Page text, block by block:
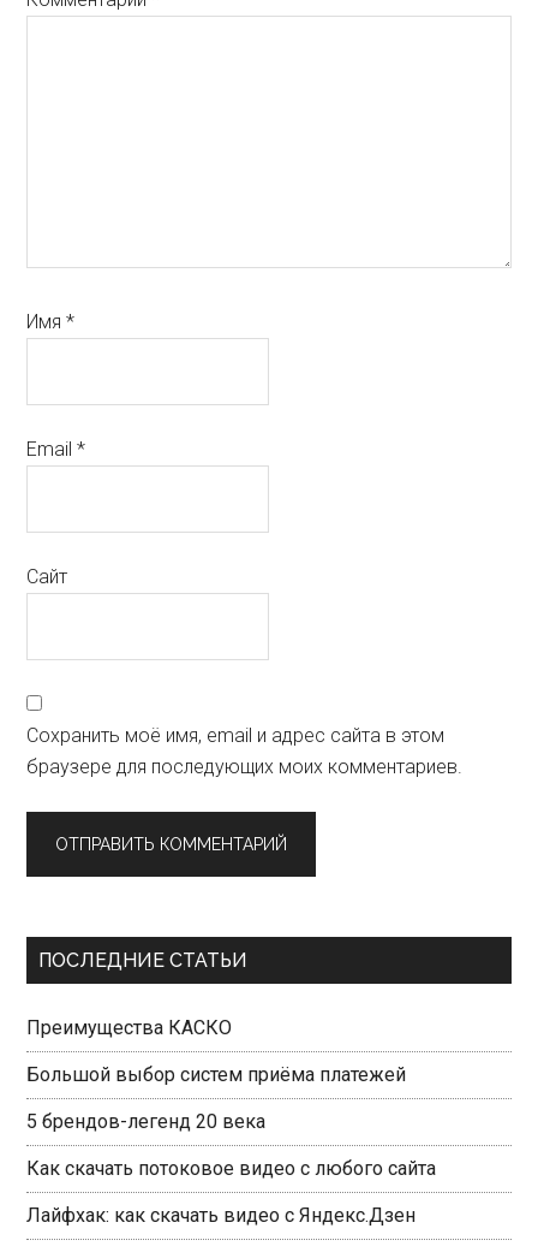
Имя*
Email*
Сайт
Сохранить моё имя, email и адрес сайта в этом
браузере для последующих моих комментариев.
Primary
ПОСЛЕДНИЕ СТАТЬИ
Преимущества КАСКО
Большой выбор систем приёма платежей
5 брендов-легенд 20 века
Как скачать потоковое видео с любого сайта
Лайфхак: как скачать видео с Яндекс.Дзен